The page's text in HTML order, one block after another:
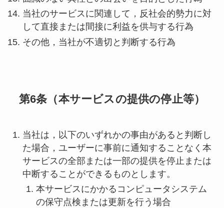
当社のサービスに関連して，反社会的勢力に対
して直接または間接に利益を供与する行為
その他，当社が不適切と判断する行為
第6条（本サービスの提供の停止等）
当社は，以下のいずれかの事由があると判断し
た場合，ユーザーに事前に通知することなく本
サービスの全部または一部の提供を停止または
中断することができるものとします。
本サービスにかかるコンピュータシステム
の保守点検または更新を行う場合